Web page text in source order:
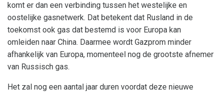
komt er dan een verbinding tussen het westelijke en
oostelijke gasnetwerk. Dat betekent dat Rusland in de
toekomst ook gas dat bestemd is voor Europa kan
omleiden naar China. Daarmee wordt Gazprom minder
afhankelijk van Europa, momenteel nog de grootste afnemer
van Russisch gas.
Het zal nog een aantal jaar duren voordat deze nieuwe